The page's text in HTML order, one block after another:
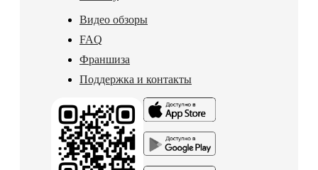
Видео обзоры
FAQ
Франшиза
Поддержка и контакты